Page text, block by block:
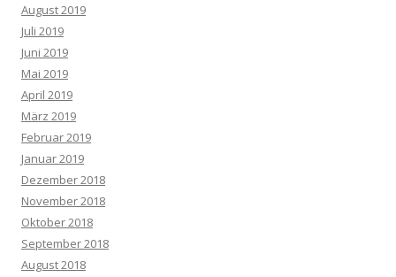
August 2019
Juli 2019
Juni 2019
Mai 2019
April 2019
März 2019
Februar 2019
Januar 2019
Dezember 2018
November 2018
Oktober 2018
September 2018
August 2018